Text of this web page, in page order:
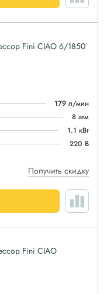
Fini CIAO 6/1850
179 л/мин
8 атм
1.1 кВт
220 В
Получить скидку
Fini CIAO